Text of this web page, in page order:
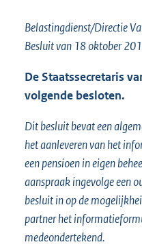
Belastingdienst/Directie
Besluit van 18 oktober
De Staatssecretaris
volgende besloten.
Dit besluit bevat een
het aanleveren van het
een pensioen in eigen
aanspraak ingevolge een
besluit in op de
partner het
medeondertekend.